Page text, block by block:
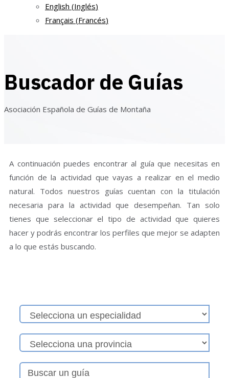
English (Inglés)
Français (Francés)
Buscador de Guías
Asociación Española de Guías de Montaña
A continuación puedes encontrar al guía que necesitas en
función de la actividad que vayas a realizar en el medio
natural. Todos nuestros guías cuentan con la titulación
necesaria para la actividad que desempeñan. Tan solo
tienes que seleccionar el tipo de actividad que quieres
hacer y podrás encontrar los perfiles que mejor se adapten
a lo que estás buscando.